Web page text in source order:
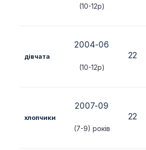
(10-12р)
дівчата
2004-06
(10-12р)
22
хлопчики
2007-09
(7-9) років
22